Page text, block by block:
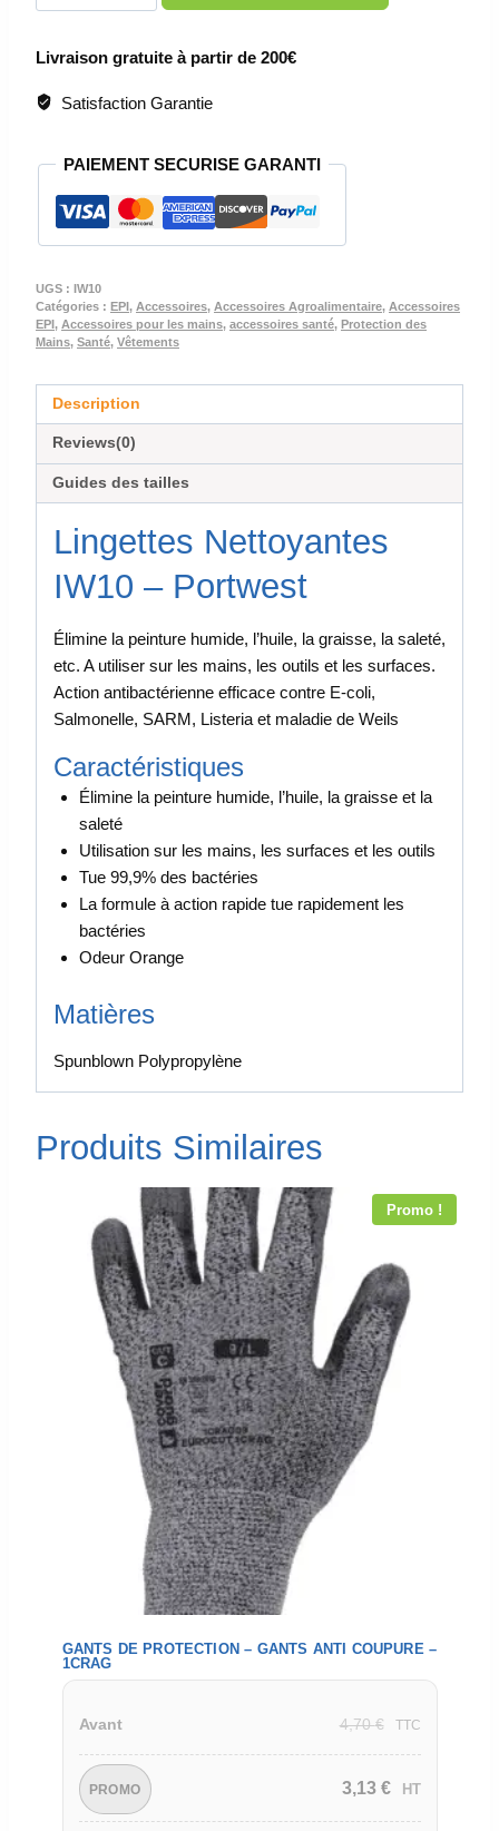
NETTOYANTES
IW10
Livraison gratuite à partir de 200€
Satisfaction Garantie
PAIEMENT SECURISE GARANTI
UGS : IW10
Catégories : EPI, Accessoires, Accessoires Agroalimentaire, Accessoires
EPI, Accessoires pour les mains, accessoires santé, Protection des
Mains, Santé, Vêtements
Description
Reviews(0)
Guides des tailles
Lingettes Nettoyantes
IW10 – Portwest
Élimine la peinture humide, l’huile, la graisse, la saleté,
etc. A utiliser sur les mains, les outils et les surfaces.
Action antibactérienne efficace contre E-coli,
Salmonelle, SARM, Listeria et maladie de Weils
Caractéristiques
Élimine la peinture humide, l’huile, la graisse et la
saleté
Utilisation sur les mains, les surfaces et les outils
Tue 99,9% des bactéries
La formule à action rapide tue rapidement les
bactéries
Odeur Orange
Matières
Spunblown Polypropylène
Produits Similaires
Promo !
GANTS DE PROTECTION – GANTS ANTI COUPURE –
1CRAG
Avant 4,70€ TTC
PROMO 3,13 € HT